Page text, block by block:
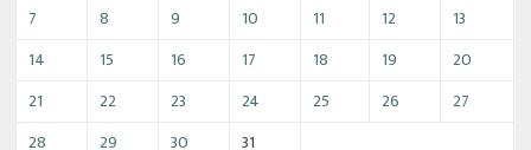
7
8 9 10 11 12
13
14
15 16 17 18 19
20
21
22 23 24 25 26
27
28
29 30 31